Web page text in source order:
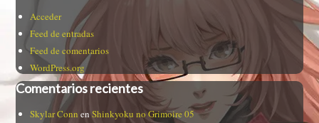
Acceder
Feed de entradas
Feed de comentarios
WordPress.org
Comentarios recientes
Skylar Conn enShinkyoku no Grimoire 05